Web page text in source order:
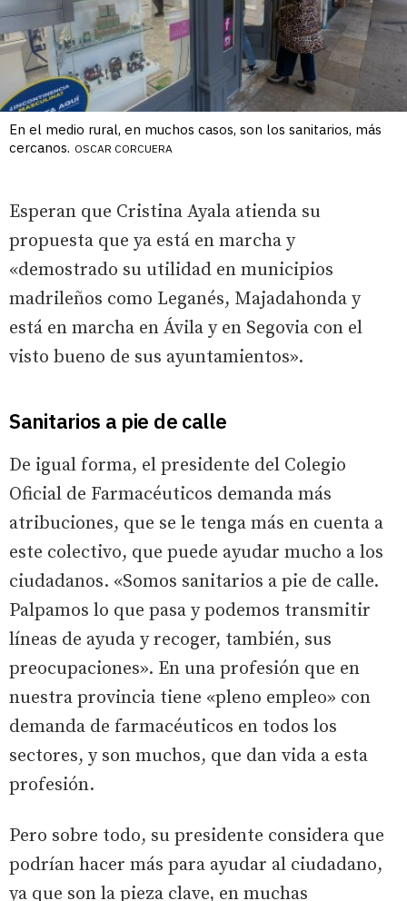
En el medio rural, en muchos casos, son los sanitarios, más
cercanos. OSCAR CORCUERA
Esperan que Cristina Ayala atienda su
propuesta que ya está en marcha y
«demostrado su utilidad en municipios
madrileños como Leganés, Majadahonda y
está en marcha en Ávila y en Segovia con el
visto bueno de sus ayuntamientos».
Sanitarios a pie de calle
De igual forma, el presidente del Colegio
Oficial de Farmacéuticos demanda más
atribuciones, que se le tenga más en cuenta a
este colectivo, que puede ayudar mucho a los
ciudadanos. «Somos sanitarios a pie de calle.
Palpamos lo que pasa y podemos transmitir
líneas de ayuda y recoger, también, sus
preocupaciones». En una profesión que en
nuestra provincia tiene «pleno empleo» con
demanda de farmacéuticos en todos los
sectores, y son muchos, que dan vida a esta
profesión.
Pero sobre todo, su presidente considera que
podrían hacer más para ayudar al ciudadano,
ya que son la pieza clave, en muchas